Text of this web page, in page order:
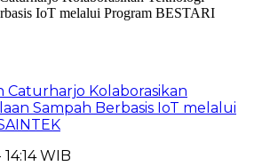
Caturharjo Kolaborasikan
Sampah Berbasis IoT melalui
WIB